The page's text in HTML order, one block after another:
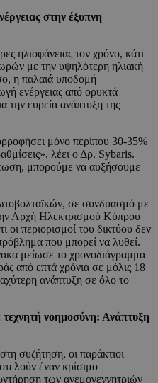
στην έξυπνη
ηλιοφάνειας τον χρόνο, κάτι
με την υψηλότερη ηλιακή
η παλαιά υποδομή
ενέργειας από ορυκτά
την ευρεία ανάπτυξη της
μόνο περίπου 30-35%
λέει ο Δρ. Sybaris.
μπορούμε να αυξήσουμε
σε συνδυασμό με
Αρχή Ηλεκτρισμού Κύπρου
περιορισμοί του δικτύου δεν
που μπορεί να λυθεί.
μείωσε το χρονοδιάγραμμα
από επτά χρόνια σε μόλις 18
ανάπτυξη σε όλο το
νοημοσύνη: Ανάπτυξη
συζήτηση, οι παράκτιοι
έναν κρίσιμο
των ανεμογεννητριών